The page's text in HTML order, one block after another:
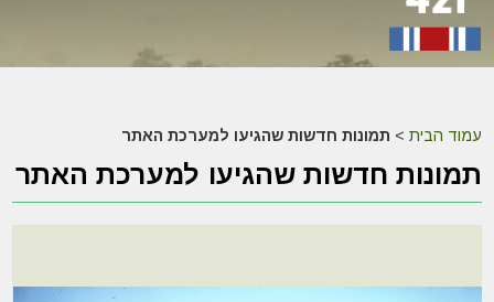
עמוד הבית > תמונות חדשות שהגיעו למערכת האתר
תמונות חדשות שהגיעו למערכת האתר